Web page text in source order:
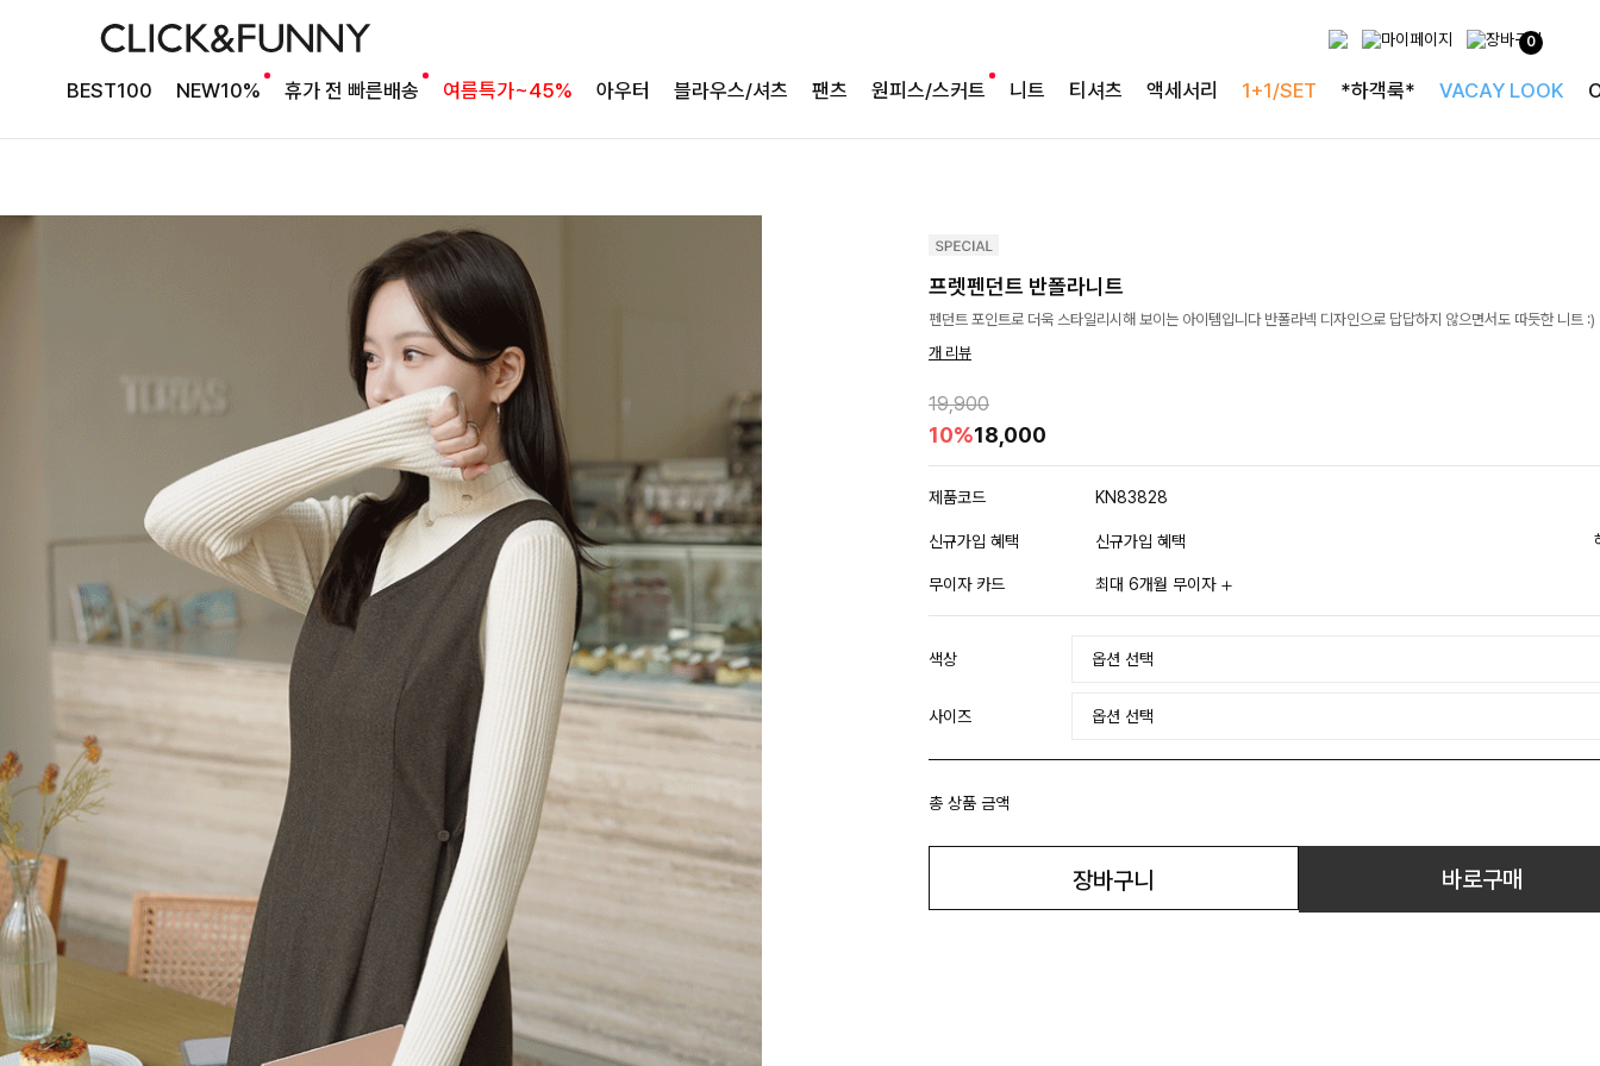
0
BEST100 NEW10% 휴가 전 빠른배송 여름특가~45% 아우터 블라우스/셔츠 팬츠 원피스/스커트 니트 티셔츠 액세서리 1+1/SET *하객룩* VACAY LOOK
프렛펜던트 반폴라니트
펜던트 포인트로 더욱 스타일리시해 보이는 아이템입니다 반폴라넥 디자인으로 답답하지 않으면서도 따듯한 니트 :)
개 리뷰
19,900
10%18,000
제품코드 KN83828
신규가입 혜택 신규가입 혜택
무이자 카드 최대 6개월 무이자
색상
사이즈
총 상품 금액
장바구니 바로구매